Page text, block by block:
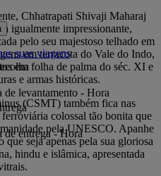
Chhatrapati Shivaji Maharaj
igualmente impressionante,
pelo seu majestoso telhado em
em terracota do Vale do Indo,
em folha de palma do séc. XI e
e armas históricas.
(CSMT) também fica nas
colossal tão bonita que
pela UNESCO. Apanhe
que seja apenas pela sua gloriosa
hindu e islâmica, apresentada
suas viagens
de levantamento - Hora
de entrega - Hora